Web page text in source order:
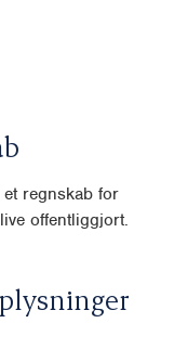
regnskab for
offentliggjort.